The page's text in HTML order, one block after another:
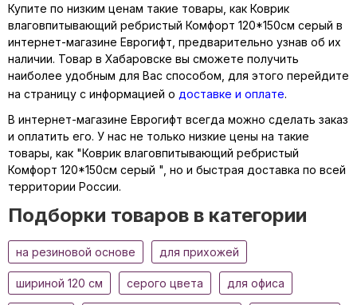
Купите по низким ценам такие товары, как Коврик
влаговпитывающий ребристый Комфорт 120*150см серый в
интернет-магазине Еврогифт, предварительно узнав об их
наличии. Товар в Хабаровске вы сможете получить
наиболее удобным для Вас способом, для этого перейдите
на страницу с информацией о доставке и оплате.
В интернет-магазине Еврогифт всегда можно сделать заказ
и оплатить его. У нас не только низкие цены на такие
товары, как "Коврик влаговпитывающий ребристый
Комфорт 120*150см серый ", но и быстрая доставка по всей
территории России.
Подборки товаров в категории
на резиновой основе для прихожей
шириной 120 см серого цвета для офиса